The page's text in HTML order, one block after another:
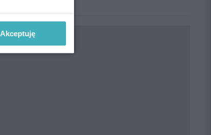
Akceptuję